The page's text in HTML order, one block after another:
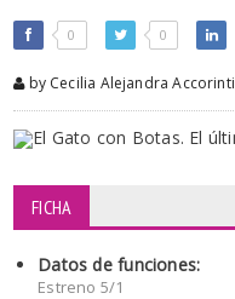
0 0
by Cecilia Alejandra Accorinti
FICHA
Datos de funciones:
Estreno 5/1